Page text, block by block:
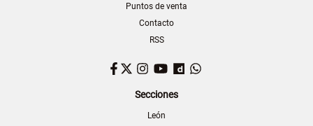
Puntos de venta
Contacto
RSS
Facebook
TwitterInstagram
YouTubeDailymotion
Secciones
León